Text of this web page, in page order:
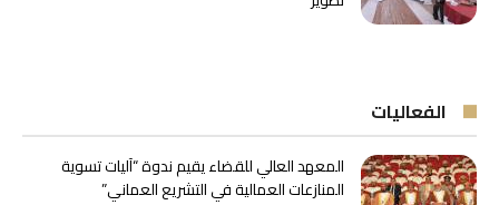
الفعاليات
المعهد العالي للقضاء يقيم ندوة “آليات تسوية
المنازعات العمالية في التشريع العماني”